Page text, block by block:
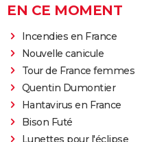
EN CE MOMENT
Incendies en France
Nouvelle canicule
Tour de France femmes
Quentin Dumontier
Hantavirus en France
Bison Futé
Lunettes pour l'éclipse